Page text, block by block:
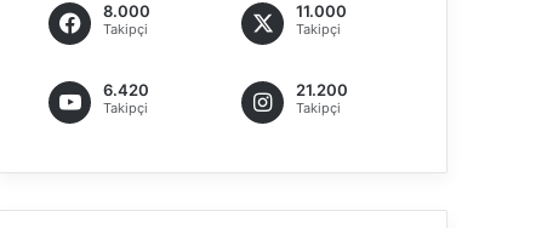
8.000
Takipçi
11.000
Takipçi
6.420
Takipçi
21.200
Takipçi